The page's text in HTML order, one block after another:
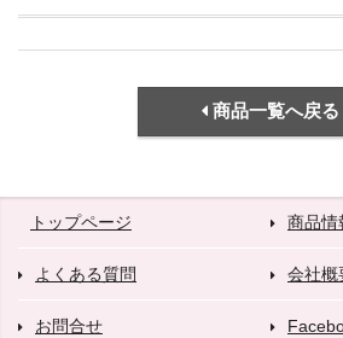
商品一覧へ戻る
トップページ 商品情
よくある質問 会社概
お問合せ